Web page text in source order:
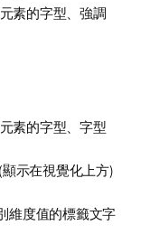
素的字型、強調
素的字型、字型
顯示在視覺化上方)
維度值的標籤文字